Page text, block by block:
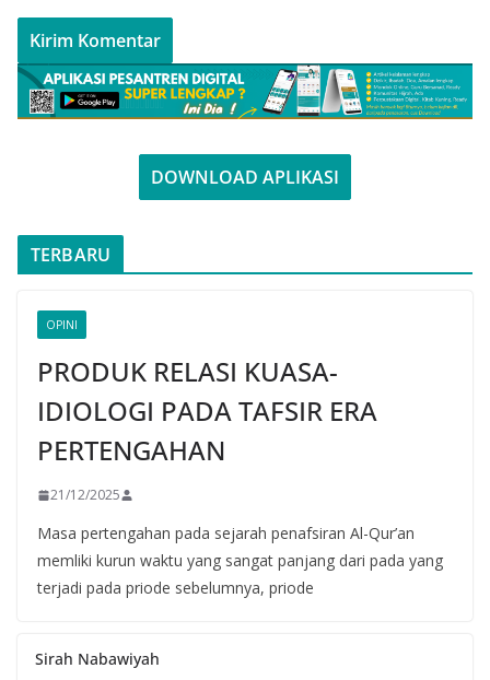
DOWNLOAD APLIKASI
TERBARU
OPINI
PRODUK RELASI KUASA-
IDIOLOGI PADA TAFSIR ERA
PERTENGAHAN
21/12/2025
Masa pertengahan pada sejarah penafsiran Al-Qur’an
memliki kurun waktu yang sangat panjang dari pada yang
terjadi pada priode sebelumnya, priode
Sirah Nabawiyah